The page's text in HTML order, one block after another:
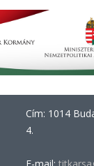
Cím: 1014
4.